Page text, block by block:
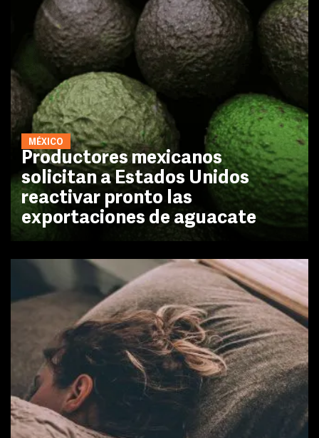
MÉXICO
Productores mexicanos
solicitan a Estados Unidos
reactivar pronto las
exportaciones de aguacate